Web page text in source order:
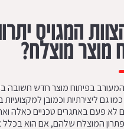
המגויס
מוצר מוצלח?
בפיתוח מוצר חדש חשובה
גם ליצירתיות וכמובן
לא פעם באתגרים טכניים כאלה
המוצלח שלהם, אם הוא בכלל